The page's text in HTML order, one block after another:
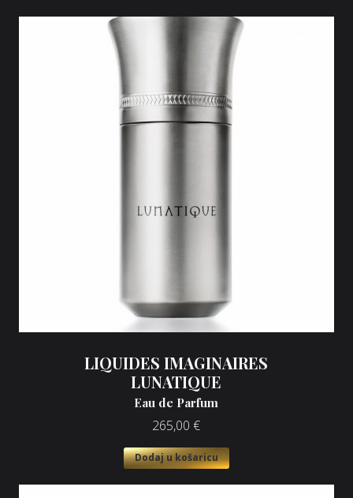
LIQUIDES IMAGINAIRES
LUNATIQUE
Eau de Parfum
265,00 €
Dodaj u košaricu